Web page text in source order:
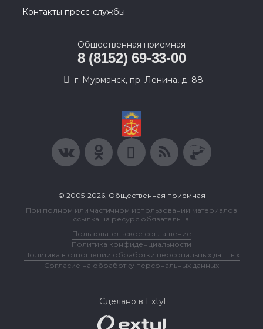
Контакты пресс-службы
Общественная приемная
8 (8152) 69-33-00
г. Мурманск, пр. Ленина, д. 88
© 2005-2026, Общественная приемная
При полном или частичном использовании материалов
ссылка на ресурс обязательна.
Пользовательское соглашение
Политика конфиденциальности
Политика в отношении обработки персональных данных
Согласие на обработку персональных данных
Сделано в Extyl